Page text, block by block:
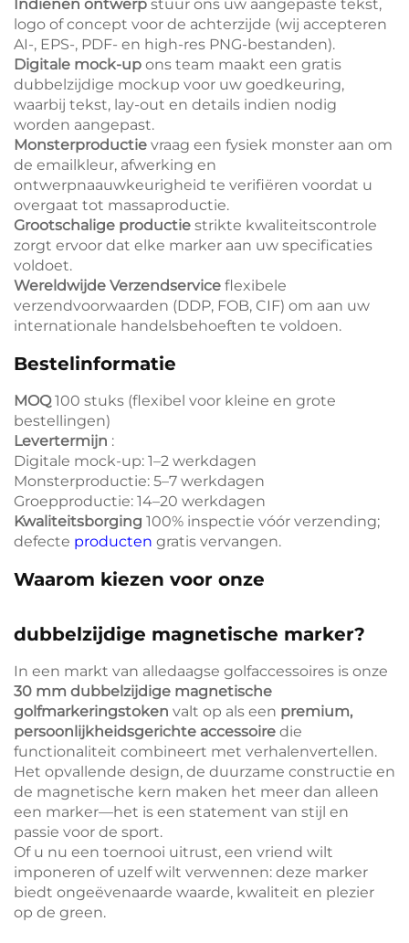
Indienen ontwerp stuur ons uw aangepaste tekst,
logo of concept voor de achterzijde (wij accepteren
AI-, EPS-, PDF- en high-res PNG-bestanden).
Digitale mock-up ons team maakt een gratis
dubbelzijdige mockup voor uw goedkeuring,
waarbij tekst, lay-out en details indien nodig
worden aangepast.
Monsterproductie vraag een fysiek monster aan om
de emailkleur, afwerking en
ontwerpnaauwkeurigheid te verifiëren voordat u
overgaat tot massaproductie.
Grootschalige productie strikte kwaliteitscontrole
zorgt ervoor dat elke marker aan uw specificaties
voldoet.
Wereldwijde Verzendservice flexibele
verzendvoorwaarden (DDP, FOB, CIF) om aan uw
internationale handelsbehoeften te voldoen.
Bestelinformatie
MOQ100 stuks (flexibel voor kleine en grote
bestellingen)
Levertermijn :
Digitale mock-up: 1–2 werkdagen
Monsterproductie: 5–7 werkdagen
Groepproductie: 14–20 werkdagen
Kwaliteitsborging 100% inspectie vóór verzending;
defecte producten gratis vervangen.
Waarom kiezen voor onze
dubbelzijdige magnetische marker?
In een markt van alledaagse golfaccessoires is onze
30 mm dubbelzijdige magnetische
golfmarkeringstoken valt op als een premium,
persoonlijkheidsgerichte accessoire die
functionaliteit combineert met verhalenvertellen.
Het opvallende design, de duurzame constructie en
de magnetische kern maken het meer dan alleen
een marker—het is een statement van stijl en
passie voor de sport.
Of u nu een toernooi uitrust, een vriend wilt
imponeren of uzelf wilt verwennen: deze marker
biedt ongeëvenaarde waarde, kwaliteit en plezier
op de green.